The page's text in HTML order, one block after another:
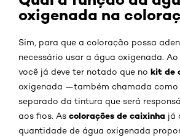
oxigenada na
Sim, para que a coloração possa
necessário usar a água oxigenada.
você já deve ter notado que no kit de
oxigenada —também chamada como
separado da tintura que será
aos fios. As colorações de caixinha já
quantidade de água oxigenada